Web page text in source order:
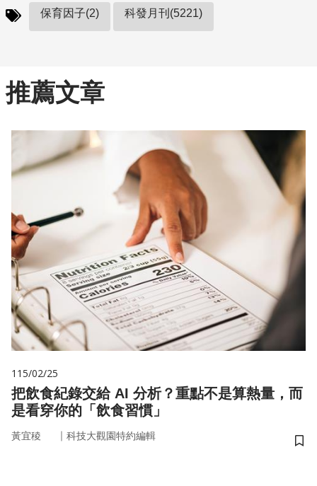
保育因子(2) 科發月刊(5221)
推薦文章
115/02/25
把飲食紀錄交給 AI 分析？重點不是算熱量，而
是看穿你的「飲食習慣」
黃宜稜 ｜ 科技大觀園特約編輯
儲